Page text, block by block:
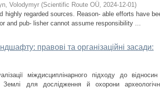
Volodymyr (Scientific Route OÜ, 2024-12-01)
regarded sources. Reason- able efforts have
and pub- lisher cannot assume responsibility ...
правові та організаційні засади:
міждисциплінарного підходу до
Землі для дослідження й охорони